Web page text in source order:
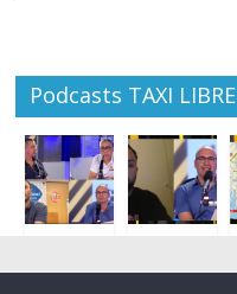
Podcasts TAXI LIBRE